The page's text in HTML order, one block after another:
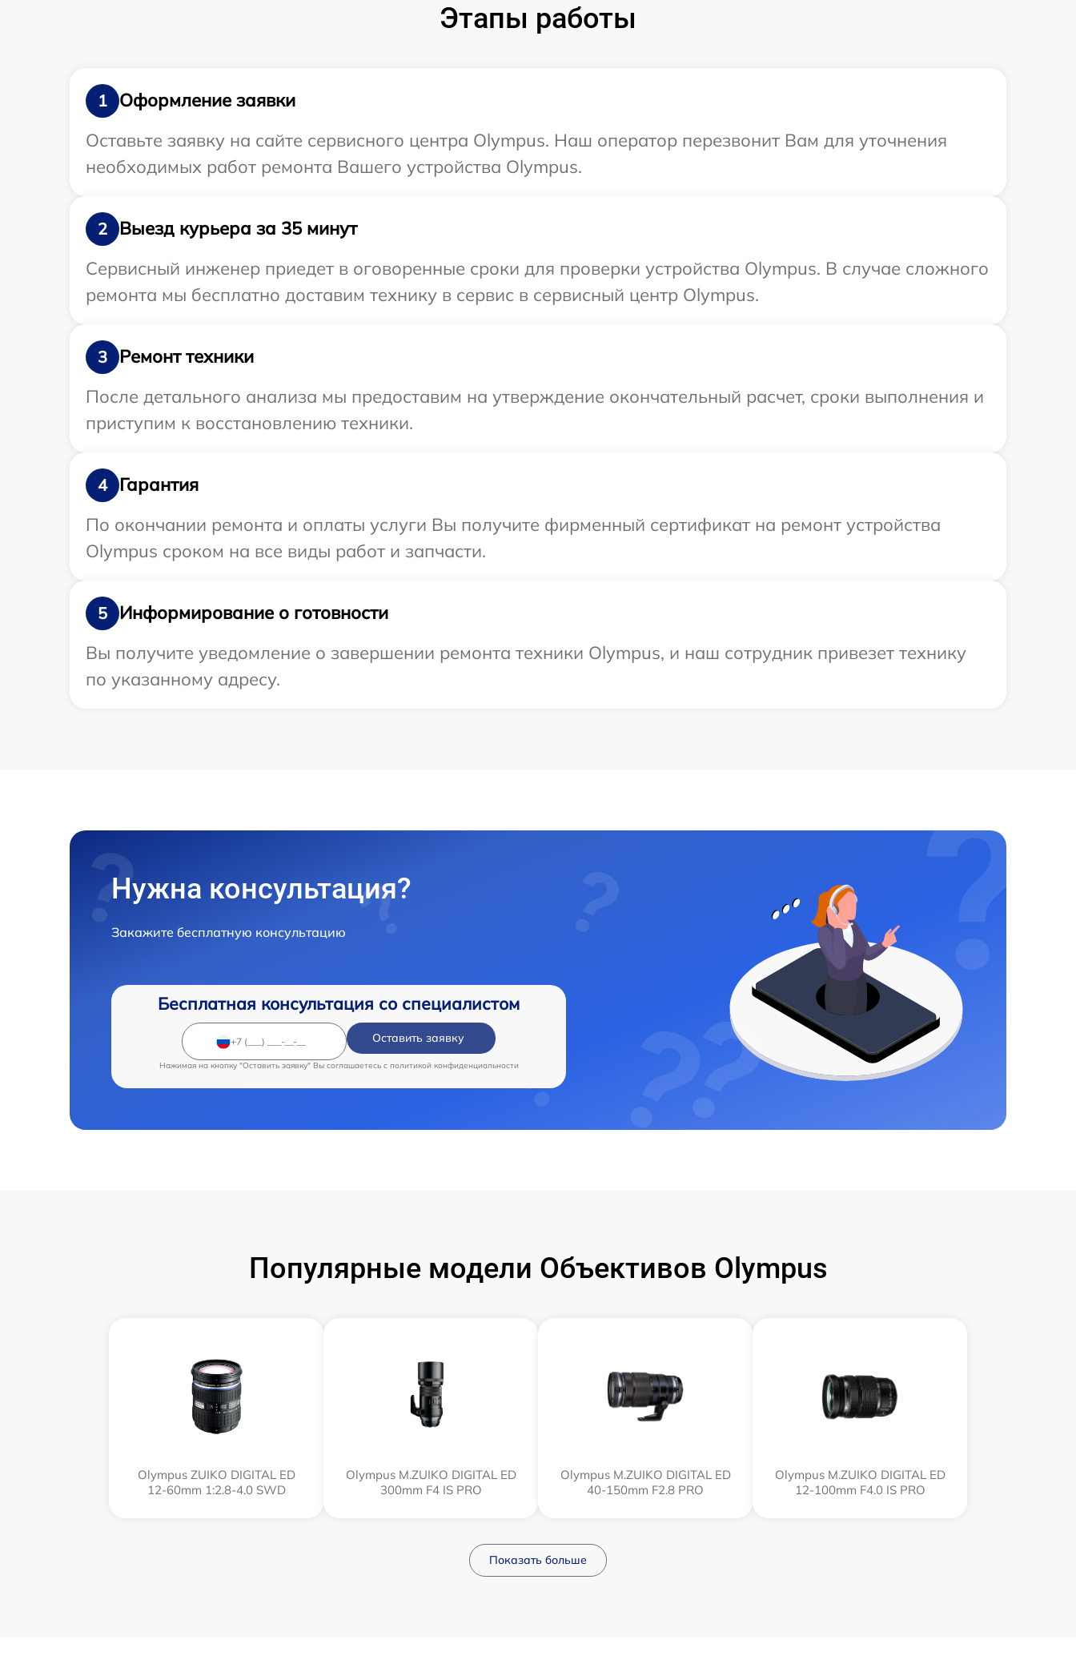
Этапы работы
1
Оформление заявки
Оставьте заявку на сайте сервисного центра Olympus. Наш оператор перезвонит Вам для уточнения
необходимых работ ремонта Вашего устройства Olympus.
2
Выезд курьера за 35 минут
Сервисный инженер приедет в оговоренные сроки для проверки устройства Olympus. В случае сложного
ремонта мы бесплатно доставим технику в сервис в сервисный центр Olympus.
3
Ремонт техники
После детального анализа мы предоставим на утверждение окончательный расчет, сроки выполнения и
приступим к восстановлению техники.
4
Гарантия
По окончании ремонта и оплаты услуги Вы получите фирменный сертификат на ремонт устройства
Olympus сроком на все виды работ и запчасти.
5
Информирование о готовности
Вы получите уведомление о завершении ремонта техники Olympus, и наш сотрудник привезет технику
по указанному адресу.
Нужна консультация?
Закажите бесплатную консультацию
Бесплатная консультация со специалистом
Оставить заявку
Нажимая на кнопку "Оставить заявку" Вы соглашаетесь c политикой конфиденциальности
Популярные модели Объективов Olympus
Olympus ZUIKO DIGITAL ED
12-60mm 1:2.8-4.0 SWD
Olympus M.ZUIKO DIGITAL ED
300mm F4 IS PRO
Olympus M.ZUIKO DIGITAL ED
40-150mm F2.8 PRO
Olympus M.ZUIKO DIGITAL ED
12‑100mm F4.0 IS PRO
Показать больше